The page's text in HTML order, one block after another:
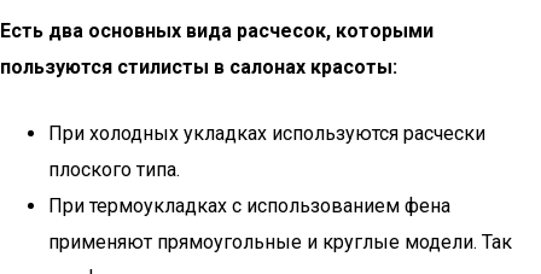
Есть два основных вида расчесок, которыми
пользуются стилисты в салонах красоты:
При холодных укладках используются расчески
плоского типа.
При термоукладках с использованием фена
применяют прямоугольные и круглые модели. Так